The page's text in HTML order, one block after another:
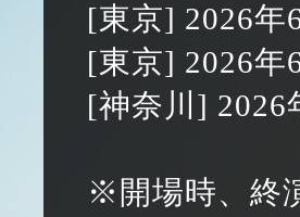
[東京] 2026年
[東京] 2026年
[神奈川] 2026
※開場時、終